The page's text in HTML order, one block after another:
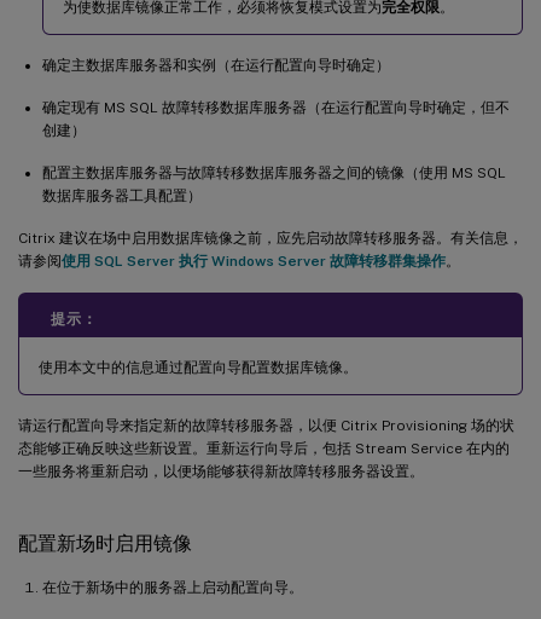
为使数据库镜像正常工作，必须将恢复模式设置为完全权限 。
确定主数据库服务器和实例（在运行配置向导时确定）
确定现有 MS SQL 故障转移数据库服务器（在运行配置向导时确定，但不
创建）
配置主数据库服务器与故障转移数据库服务器之间的镜像（使用 MS SQL
数据库服务器工具配置）
Citrix 建议在场中启用数据库镜像之前，应先启动故障转移服务器。有关信息，
请参阅使用 SQL Server 执行 Windows Server 故障转移群集操作。
提示：
使用本文中的信息通过配置向导配置数据库镜像。
请运行配置向导来指定新的故障转移服务器，以便 Citrix Provisioning 场的状
态能够正确反映这些新设置。重新运行向导后，包括 Stream Service 在内的
一些服务将重新启动，以便场能够获得新故障转移服务器设置。
配置新场时启用镜像
在位于新场中的服务器上启动配置向导。